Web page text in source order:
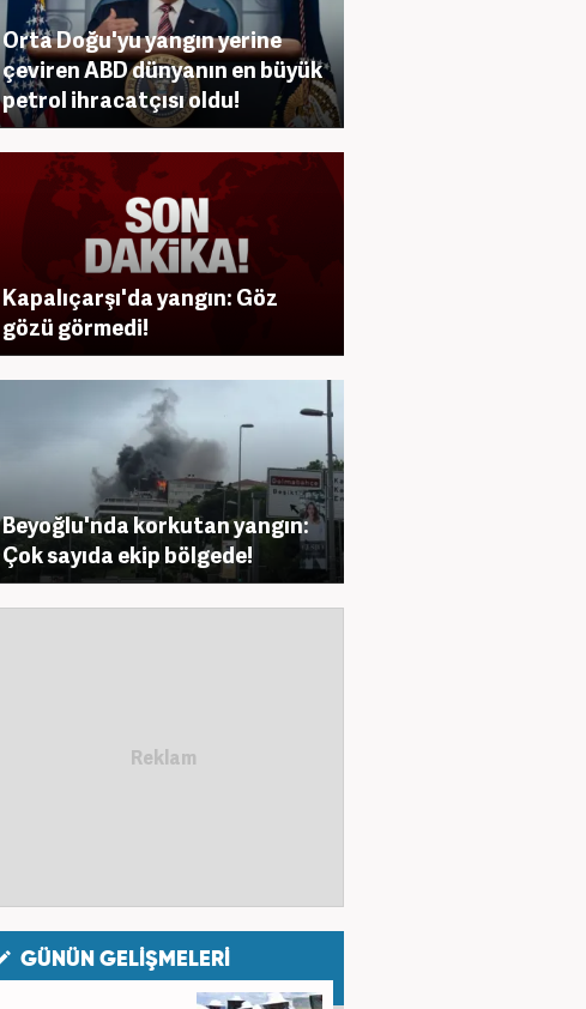
Orta Doğu'yu yangın yerine
çeviren ABD dünyanın en büyük
petrol ihracatçısı oldu!
Kapalıçarşı'da yangın: Göz
gözü görmedi!
Beyoğlu'nda korkutan yangın:
Çok sayıda ekip bölgede!
GÜNÜN GELİŞMELERİ